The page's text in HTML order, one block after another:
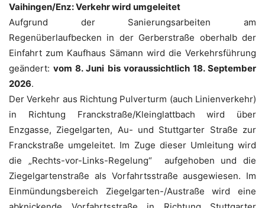
Vaihingen/Enz: Verkehr wird umgeleitet
Aufgrund der Sanierungsarbeiten am
Regenüberlaufbecken in der Gerberstraße oberhalb der
Einfahrt zum Kaufhaus Sämann wird die Verkehrsführung
geändert:vom 8. Juni bis voraussichtlich 18. September
2026.
Der Verkehr aus Richtung Pulverturm (auch Linienverkehr)
in Richtung Franckstraße/Kleinglattbach wird über
Enzgasse, Ziegelgarten, Au- und Stuttgarter Straße zur
Franckstraße umgeleitet. Im Zuge dieser Umleitung wird
die „Rechts-vor-Links-Regelung“ aufgehoben und die
Ziegelgartenstraße als Vorfahrtsstraße ausgewiesen. Im
Einmündungsbereich Ziegelgarten-/Austraße wird eine